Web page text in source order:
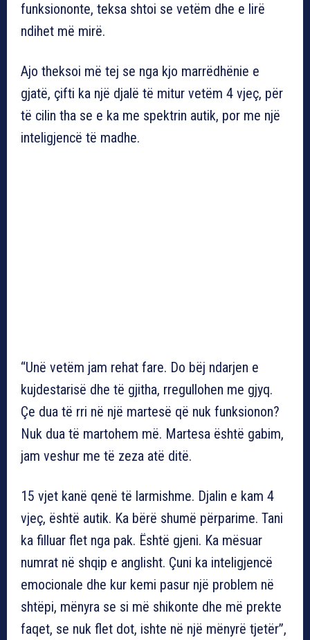
funksiononte, teksa shtoi se vetëm dhe e lirë
ndihet më mirë.
Ajo theksoi më tej se nga kjo marrëdhënie e
gjatë, çifti ka një djalë të mitur vetëm 4 vjeç, për
të cilin tha se e ka me spektrin autik, por me një
inteligjencë të madhe.
“Unë vetëm jam rehat fare. Do bëj ndarjen e
kujdestarisë dhe të gjitha, rregullohen me gjyq.
Çe dua të rri në një martesë që nuk funksionon?
Nuk dua të martohem më. Martesa është gabim,
jam veshur me të zeza atë ditë.
15 vjet kanë qenë të larmishme. Djalin e kam 4
vjeç, është autik. Ka bërë shumë përparime. Tani
ka filluar flet nga pak. Është gjeni. Ka mësuar
numrat në shqip e anglisht. Çuni ka inteligjencë
emocionale dhe kur kemi pasur një problem në
shtëpi, mënyra se si më shikonte dhe më prekte
faqet, se nuk flet dot, ishte në një mënyrë tjetër”,